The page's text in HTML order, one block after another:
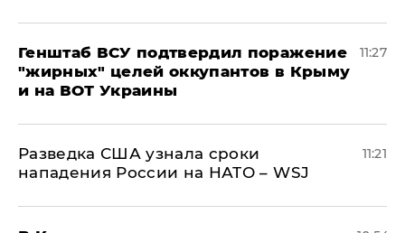
Генштаб ВСУ подтвердил поражение
"жирных" целей оккупантов в Крыму
и на ВОТ Украины
11:27
Разведка США узнала сроки
нападения России на НАТО – WSJ
11:21